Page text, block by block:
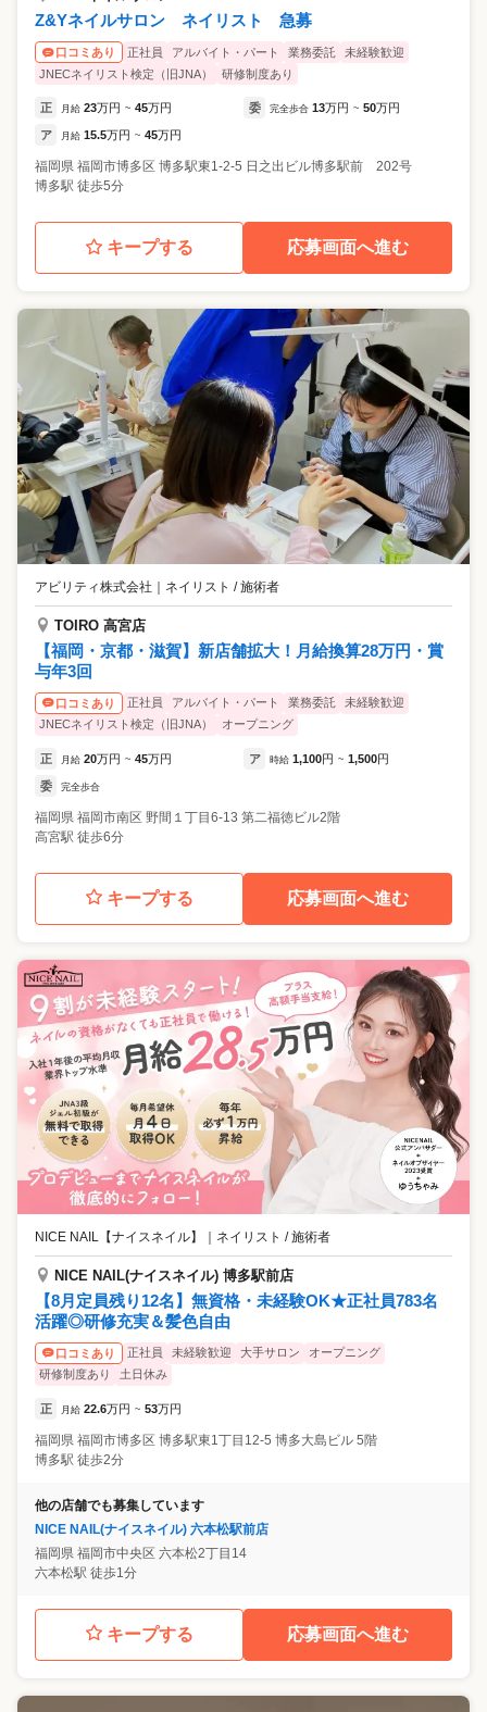
Z&Yネイルサロン ネイリスト 急募
口コミあり 正社員 アルバイト・パート 業務委託
未経験歓迎
JNECネイリスト検定（旧JNA）
研修制度あり
正 月給 23万円 ~ 45万円 委 完全歩合 13万円 ~ 50万円
ア 月給 15.5万円 ~ 45万円
福岡県 福岡市博多区 博多駅東1-2-5 日之出ビル博多駅前 202号
博多駅 徒歩5分
キープする 応募画面へ進む
アビリティ株式会社 ｜ ネイリスト / 施術者
TOIRO 高宮店
【福岡・京都・滋賀】新店舗拡大！月給換算28万円・賞
与年3回
口コミあり 正社員 アルバイト・パート 業務委託
未経験歓迎
JNECネイリスト検定（旧JNA）
オープニング
正 月給 20万円 ~ 45万円 ア 時給 1,100円 ~ 1,500円
委 完全歩合
福岡県 福岡市南区 野間１丁目6-13 第二福徳ビル2階
高宮駅 徒歩6分
キープする 応募画面へ進む
NICE NAIL【ナイスネイル】 ネイリスト / 施術者
NICE NAIL(ナイスネイル) 博多駅前店
【8月定員残り12名】無資格・未経験OK★正社員783名
活躍◎研修充実＆髪色自由
口コミあり 正社員 未経験歓迎 大手サロン
オープニング
研修制度あり
土日休み
正 月給 22.6万円 ~ 53万円
福岡県 福岡市博多区 博多駅東1丁目12-5 博多大島ビル 5階
博多駅 徒歩2分
他の店舗でも募集しています
NICE NAIL(ナイスネイル) 六本松駅前店
福岡県 福岡市中央区 六本松2丁目14
六本松駅 徒歩1分
キープする 応募画面へ進む